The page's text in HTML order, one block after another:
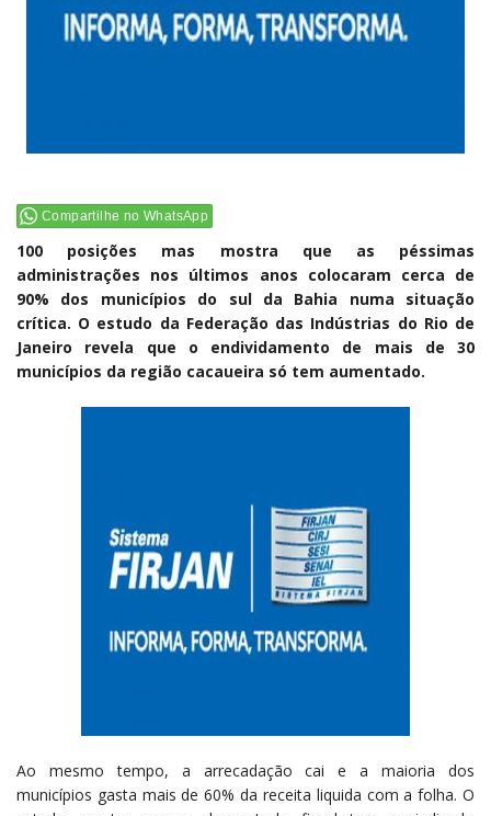
Compartilhe no WhatsApp
100 posições mas mostra que as péssimas
administrações nos últimos anos colocaram cerca de
90% dos municípios do sul da Bahia numa situação
crítica. O estudo da Federação das Indústrias do Rio de
Janeiro revela que o endividamento de mais de 30
municípios da região cacaueira só tem aumentado.
Ao mesmo tempo, a arrecadação cai e a maioria dos
municípios gasta mais de 60% da receita liquida com a folha. O